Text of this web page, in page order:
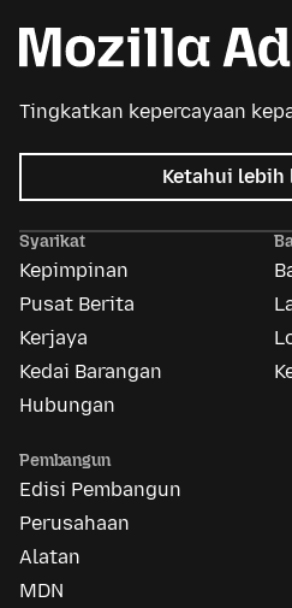
Tingkatkan kepercayaan
Ketahui
Syarikat
Kepimpinan
Pusat Berita
Kerjaya
Kedai Barangan
Hubungan
Pembangun
Edisi Pembangun
Perusahaan
Alatan
MDN